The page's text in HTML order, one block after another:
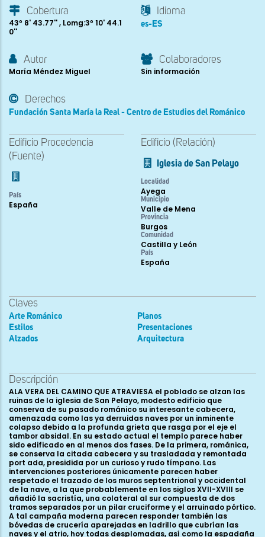
Cobertura
43º 8' 43.77'' , Lomg:3º 10' 44.1
0''
Idioma
es-ES
Autor
María Méndez Miguel
Colaboradores
Sin información
Derechos
Fundación Santa María la Real - Centro de Estudios del Románico
Edificio Procedencia
(Fuente)
País
España
Edificio (Relación)
Iglesia de San Pelayo
Localidad
Ayega
Municipio
Valle de Mena
Provincia
Burgos
Comunidad
Castilla y León
País
España
Claves
Arte Románico
Estilos
Alzados
Planos
Presentaciones
Arquitectura
Descripción
ALA VERA DEL CAMINO QUE ATRAVIESA el poblado se alzan las ruinas de la iglesia de San Pelayo, modesto edificio que conserva de su pasado románico su interesante cabecera, amenazada como las ya derruidas naves por un inminente colapso debido a la profunda grieta que rasga por el eje el tambor absidal. En su estado actual el templo parece haber sido edificado en al menos dos fases. De la primera, románica, se conserva la citada cabecera y su trasladada y remontada port ada, presidida por un curioso y rudo tímpano. Las intervenciones posteriores únicamente parecen haber respetado el trazado de los muros septentrional y occidental de la nave, a la que probablemente en los siglos XVII-XVIII se añadió la sacristía, una colateral al sur compuesta de dos tramos separados por un pilar cruciforme y el arruinado pórtico. A tal campaña moderna parecen responder también las bóvedas de crucería aparejadas en ladrillo que cubrían las naves y el atrio, hoy todas desplomadas, así como la espadaña que aún se alza sobre el hastial de la nave sur. En el cierre occidental de la nave principal se abría una portadita de simple arco de medio punto, observable únicamente al exterior debido a la maleza que invade la nave; su cronología, como la de la propia nave, es imprecisa. La cabecera se apareja -como el resto y salvo el arco triunfal y sus soportes- en pobre mampostería interior y exteriormente enfoscada, y consta de ábside semicircular y -sin solución de continuidad- un breve tramo recto, cubiertos con bóveda de horno prolongada en medio cañón sobre imposta de nacela. Se mantiene el arco triunfal que da paso desde la nave a la capilla -hoy apuntalado con andamios-, levemente apuntado y de triple rosca, apoyado sobre machones escalonados en cuyos frentes se dispone una pareja de columnas que recogen el arco interior. Presentan éstas basas de perfil ático de grueso toro inferior con garras (bolas con caperuza y lengüetas) sobre fino plinto decorado con perlas y basamento abocelado y, en la columna del muro norte, también perlado. Las coronan sendos capiteles de ruda labra, el del lado del evangelio decorado, hacia el altar, con una tosca esfinge -león de torso humano- atacando a otro animal de largas orejas (Rodríguez-Escudero ve aquí un insecto), y en la cara que mira a la nave con la lucha entre un híbrido antropomorfo con cabeza de reptil o saurio que lucha con un cuadrúpedo de largas orejas, quizás una liebre. El cimacio, que se continúa hacia la nave, se orna con una greca perlada de entrelazos. El capitel del lado de la epístola es vegetal, decorado con dos niveles de hojas cóncavas de cuyas puntas penden grandes frutos globulares y piso superior de volutas. El cimacio, también corrido hacia la nave, recibe cuadrados partidos por aspas, a modo de cruces de Malta, recorridos por incisiones en espiga. En el eje del ábside se abre una ventana hoy cegada, alrededor de una saetera abocinada hacia el interior. Desde la capilla se observa el arco doblado que rodea al vano, el inferior con un bocelillo en la arista y el superior con tres filas de billetes, sobre cimacios ornados con sogueado. Las columnas que sostenían este último, sobre toscas basas áticas con plinto y garras, han sido robadas recientemente, debiendo acudir para su descripción a las fotografías publicadas por Paloma Rodríguez-Escudero. La situada a la izquierda del espectador se coronaba con un capitel figurado, bajo piso superior de volutas, con dos toscos personajes, uno masculino, frontal, bajo una arquería de medio punto y en la otra cara, entre dos arquillos, una figura femenina. En el capitel derecho, la cara exterior presentaba una cruz patada entre cuatro flores y en la interior se representó, según la mencionada autora, “tres espigas formando una especie de flor de lis invertida”. Quizá el riesgo de hundimiento desanimó a los ladrones a repetir su fechoría en el exterior de la ventana, donde el vano rasgado aparece coronado por un arquito con perlas y junquillo sogueado, rodeado por arco de medio punto con chaflán decorado con cinco gruesos botones vegetales y chambrana abilletada. El arco apea en sendas columnitas acodilladas de brevísimo fuste, simples basas sobre plinto y rudos capiteles; el izquierdo se orna con palmetas pinjantes y el derecho con tres prótomos monstruosos y rugientes, quizá de jabalí. Sus cimacios, con tallos y palmetas, se continúan con dos impostas a cada lado, de nacela y bolas. Bajo el alféizar de la ventana corre otra imposta similar, ésta decorada con botones vegetales. Salvo este vano, el tambor absidal, seriamente amenazado por una profunda grieta que lo rasga verticalmente en su eje, permanece liso, coronándose con una cornisa abilletada sobre un interesante conjunto de canecillos. De sur a norte, se inicia la serie con un ángel similar a los que veremos en el tímpano, una figura que sostiene en su regazo un tosco infante mientras levanta en su brazo derecho una especie de ramo, portando en la otra muñeca lo que parece un manípulo; un personaje masculino con un libro sobre su pecho y alzando en la otra mano una cruz; dos personajes siameses que comparten cadera y extremidades inferiores, con troncos separados, alzando los brazos exteriores y abrazándose con los otros, muy similar a uno de Pomar. Tras él vemos un busto femenino de larga cabellera y cuerpo con escamas, probablemente una sirena; una liebre; un perro en forzada postura, sentado, de rugientes fauces; un prótomo de carnero, una curiosa cabeza de grandes ojos saltones y globulares, quizá una tortuga o sapo; un tosco cuadrúpedo; una bestezuela de cuerpo lanudo y cabeza similar a un simio; nacela decorada con perlas y dos rosetas inscritas en clípeos, al estilo de las que decoran el tímpano de Santa Cruz de Mena; enrevesada composición con dos serpientes enroscadas; prótomo rugiente, quizá de jabalí; nacela decorada con ondas incisas; prótomo de cérvido; nueva nacela con rosetas incisas; un ángel similar al ya visto y otra nacela con ondas incisas. En su descuidada y ruda factura, estos canecillos recuerdan a los de la iglesia de los Santos Justo y Pastor de Pomar, cerca de Medina, así como a los de la desaparecida iglesia de San Julián en Santa Cruz de Mena, relación que se hace extensible al tímpano. La portada románica fue trasladada y arbitrariamente remontada cuando, en época moderna, se añadió a la estructura una colateral, de la misma época que el derruido pórtico meridional que la protege. En su actual configuración consta de arco y una arquivolta de medio punto lisa, rodeándose con chambrana abocelada. Encierra el arco interior una cenefa ornada con tres filas de ajedrezado y arquillos de medio punto que rodea un tímpano monolítico labrado en un bloque calizo. Su tosca decoración y composición está presidida por cuatro figurillas masculinas ataviadas con largas túnicas, de sumaria caracterización de los rostros, todas realizando el gesto de entrecruzar sus manos. Sobre ellas se disponen siete torpes representaciones angélicas. A los lados, completan la superficie, a la izquierda del espectador, un personaje de larga cabellera desquijarando y dominando a un león -según la tradicional iconografía de Sansón y David- y a la derecha un fiero felino devorando la cabeza de un personajillo que yace por tierra. Sobre la banda inferior del tímpano se grabó en grandes caracteres de finales del siglo XII, la siguiente inscripción: EGO [S]UM PE[L]AGI[US] CORDUBA es decir, “Yo soy Pelayo de Córdoba”, clara alusión al mártir cordobés titular del templo que probablemente se grabó con posterioridad. Es precisamente la curiosa iconografía de este tímpano la que más ha llamado la atención de los investigadores, que han propuesto lecturas diversas y algunas realmente peregrinas. Aunque compartimos algunas de las apreciaciones realizadas por Ruth Bartal en su extenso artículo sobre el tímpano de San Pelayo, nuestra impresión es que a la rudeza formal acompaña aquí una muy elemental actitud narrativa basada en el enfrentamiento de contrarios. La figura de Sansón -o, de un modo más genérico, el personaje sometiendo al león- es uno de los prototipos más recurrentes de la victoria de la potencia divina sobre el mal simbolizado por el león, concretemos o no tal victoria en manos del héroe veterotestamentario (1 Jue 14, 5-10) o del salmista (1 Sam 17, 34-37); a este contenido se contrapone el sufrimiento del pecador devorado por la bestia, con una iconografía que vamos a ver repetida en numerosos canecillos (Crespos, San Miguel de Cornezuelo, Bárcena de Pie de Concha, etc.). Las figuras representadas en el centro de la composición han sido interpretadas como cautivos sin demasiados argumentos, pues no aparecen encadenados sino enlazando sus manos sobre el regazo, quizá cogiéndose la muñeca, aunque la indefinición del relieve no permita precisarlo; es en cualquier caso un gesto que revela una situación dramática o de tensión. Sobre estas figuras terrenales se dispusieron otras angélicas, creando así una doble oposición, en el plano longitudinal, entre la victoria de la fe sobre el diablo y el castigo del pecador y, en el vertical, entre lo terrenal y lo divino. Este mensaje moral presentado de un modo antitético podría “traducirse” como: Cristo o la fuerza de la fe ayuda al cristiano a vencer al demonio -que de otro modo sería devorado por sus pecados-, pudiendo así acceder a la gloria divina. En el fondo y pese a lo rudimentario de la composición, el mensaje es similar al expresado en el tímpano de la portada occidental de la catedral de Jaca, salvando evidentemente la distancia que impone la mayor profundidad iconográfica de éste. Numerosos textos bíblicos y patrísticos han podido inspirar esta imagen, desde el salmo 21 (22), 22 (Salva me ex ore leonis, et a cornibus unicornis humilitatem meam) hasta el mensaje de 1 Pe 5, 8: “sed sobrios y vigilad, que vuestro adversario el diablo, como león rugiente, anda rondando y busca a quién devorar”. En el remonte del acceso se reutilizaron